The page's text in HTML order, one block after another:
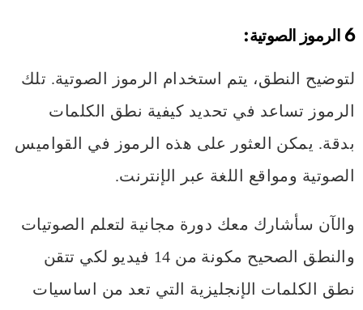
6 الرموز الصوتية:
لتوضيح النطق، يتم استخدام الرموز الصوتية. تلك
الرموز تساعد في تحديد كيفية نطق الكلمات
بدقة. يمكن العثور على هذه الرموز في القواميس
الصوتية ومواقع اللغة عبر الإنترنت.
والآن سأشارك معك دورة مجانية لتعلم الصوتيات
والنطق الصحيح مكونة من 14 فيديو لكي تتقن
نطق الكلمات الإنجليزية التي تعد من اساسيات